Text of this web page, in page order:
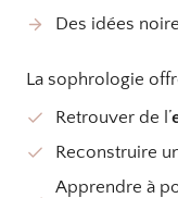
Des idées
La sophrologie
Retrouver de l’
Reconstruire
Apprendre à